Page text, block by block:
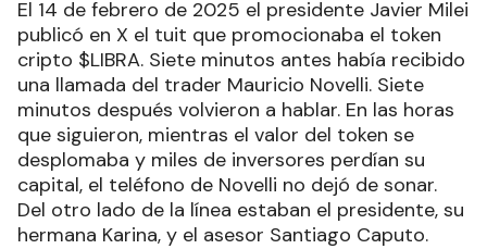
El 14 de febrero de 2025 el presidente Javier Milei
publicó en X el tuit que promocionaba el token
cripto $LIBRA. Siete minutos antes había recibido
una llamada del trader Mauricio Novelli. Siete
minutos después volvieron a hablar. En las horas
que siguieron, mientras el valor del token se
desplomaba y miles de inversores perdían su
capital, el teléfono de Novelli no dejó de sonar.
Del otro lado de la línea estaban el presidente, su
hermana Karina, y el asesor Santiago Caputo.